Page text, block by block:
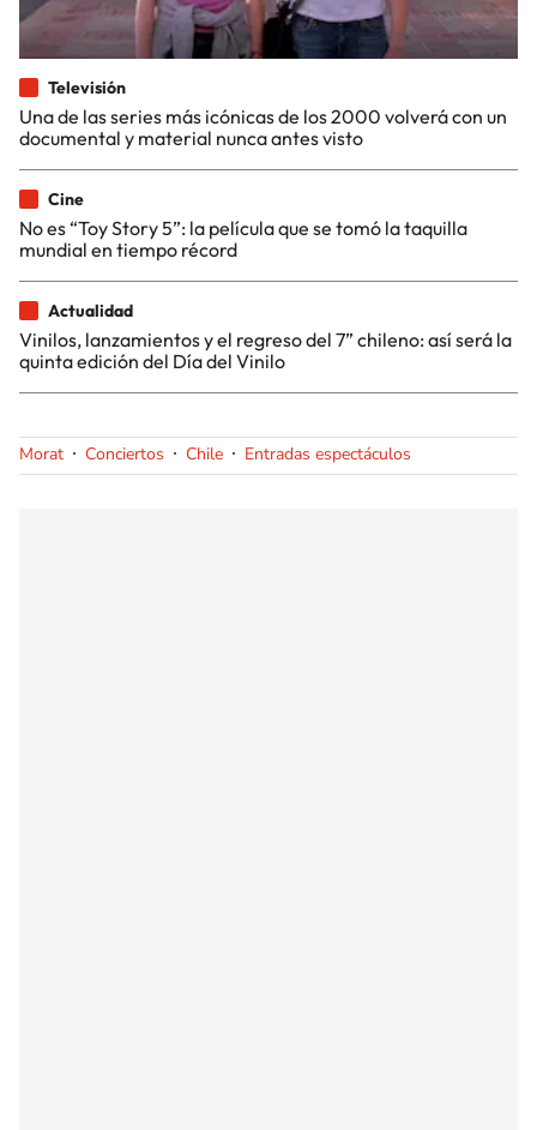
Televisión
Una de las series más icónicas de los 2000 volverá con un
documental y material nunca antes visto
Cine
No es “Toy Story 5”: la película que se tomó la taquilla
mundial en tiempo récord
Actualidad
Vinilos, lanzamientos y el regreso del 7” chileno: así será la
quinta edición del Día del Vinilo
Morat Conciertos Chile Entradas espectáculos